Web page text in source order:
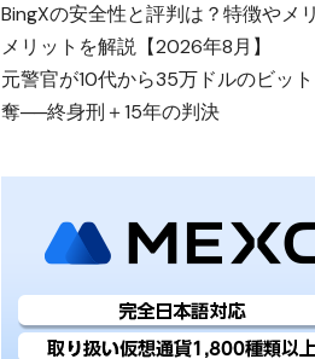
BingXの安全性と評判は？特徴やメ
メリットを解説【2026年8月】
元警官が10代から35万ドルのビッ
奪──終身刑＋15年の判決